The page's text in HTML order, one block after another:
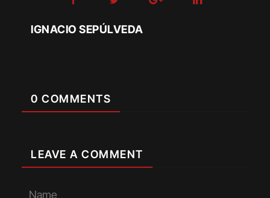
IGNACIO SEPÚLVEDA
0 COMMENTS
LEAVE A COMMENT